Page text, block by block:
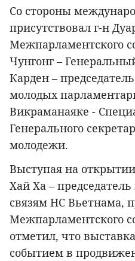
Со стороны
присутствовал г-н
Межпарламентского
Чунгонг –
Карден –
молодых
Викраманаяке -
Генерального
молодежи.
Выступая на
Хай Ха –
связям НС Вьетнама,
Межпарламентского
отметил, что
событием в